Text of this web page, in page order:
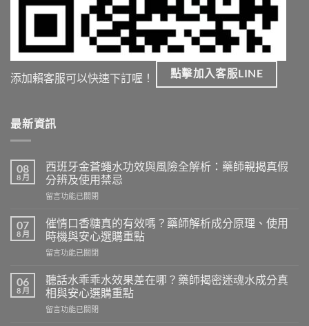
添加賴客服可以快速下訂喔！ 點擊加入客服LINE
最新資訊
08
8 月
西班牙金蒼蠅水功效與風險全解析：藥師親揭真假
分辨及使用禁忌
在
班
牙
金
蒼
水
功
效
與
留言功能已關閉
07
8 月
催情口香糖真的有效嗎？藥師解析成分原理、使用
時機與安心選購重點
在
情
口
香
糖
留言功能已關閉
06
8 月
聽話水乖乖水效果差在哪？藥師揭密迷魂水成分真
相與安心選購重點
在
留言功能已關閉